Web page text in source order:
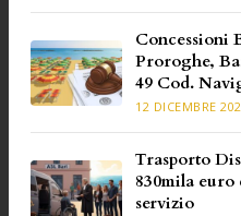
Concessioni
Proroghe,
49 Cod.
12 DICEMBRE
Trasporto
830mila
servizio